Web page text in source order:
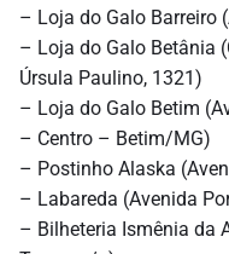
– Loja do Galo Barreiro
– Loja do Galo Betânia
Úrsula Paulino, 1321)
– Loja do Galo Betim
– Centro – Betim/MG)
– Postinho Alaska
– Labareda (Avenida
– Bilheteria Ismênia da